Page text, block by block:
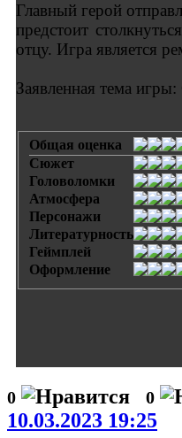
Главный герой
предстоит
отцу. Игра является
Заявленная тема
Общая оценка
Сюжет
Головоломки
Атмосфера
Персонажи
Литературность
Геймплей
Оформление
0 0
10.03.2023 19:25